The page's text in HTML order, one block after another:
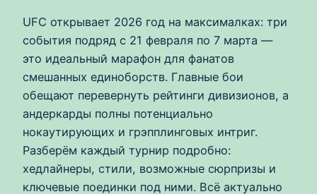
UFC открывает 2026 год на максималках: три
события подряд с 21 февраля по 7 марта —
это идеальный марафон для фанатов
смешанных единоборств. Главные бои
обещают перевернуть рейтинги дивизионов, а
андеркарды полны потенциально
нокаутирующих и грэпплинговых интриг.
Разберём каждый турнир подробно:
хедлайнеры, стили, возможные сюрпризы и
ключевые поединки под ними. Всё актуально